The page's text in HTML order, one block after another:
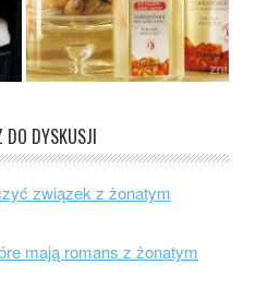
DO DYSKUSJI
związek z żonatym
mają romans z żonatym